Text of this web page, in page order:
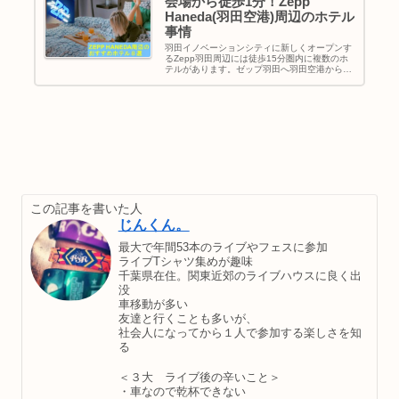
Haneda(羽田空港)周辺のホテル
事情
羽田イノベーションシティに新しくオープンす
るZepp羽田周辺には徒歩15分圏内に複数のホ
テルがあります。ゼップ羽田へ羽田空港から遠
この記事を書いた人
じんくん。
最大で年間53本のライブやフェスに参加
ライブTシャツ集めが趣味
千葉県在住。関東近郊のライブハウスに良く出
没
車移動が多い
友達と行くことも多いが、
社会人になってから１人で参加する楽しさを知
る
＜３大 ライブ後の辛いこと＞
・車なので乾杯できない